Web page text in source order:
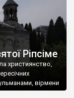
Ріпсіме
християнство,
вірмени